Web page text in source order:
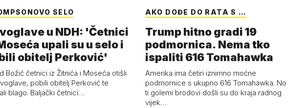
SELO
u NDH: 'Četnici
upali su u selo i
obitelj Perković'
Božić četnici iz Žitnića i Moseća otišli
pobili obitelj Perković te
blago. Baljački četnici…
AKO DOĐE DO RATA S …
Trump hitno gradi 19
podmornica. Nema tko
ispaliti 616 Tomahawka
Amerika ima četiri iznimno moćne
podmornice s ukupno 616 Tomahawka. No
ti golemi brodovi došli su do kraja radnog
vijek…